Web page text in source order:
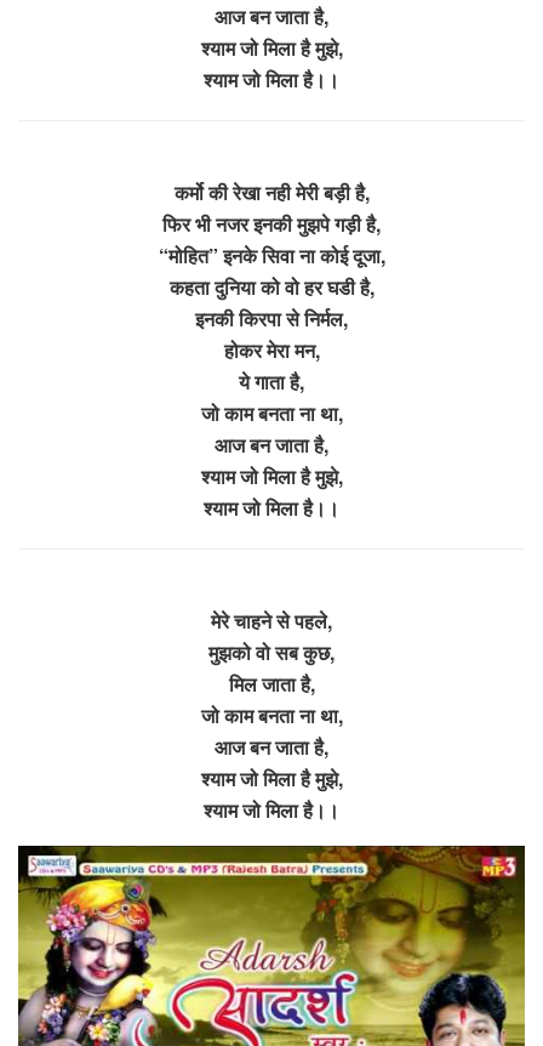
आज बन जाता है,
श्याम जो मिला है मुझे,
श्याम जो मिला है।।
कर्मो की रेखा नही मेरी बड़ी है,
फिर भी नजर इनकी मुझपे गड़ी है,
“मोहित” इनके सिवा ना कोई दूजा,
कहता दुनिया को वो हर घडी है,
इनकी किरपा से निर्मल,
होकर मेरा मन,
ये गाता है,
जो काम बनता ना था,
आज बन जाता है,
श्याम जो मिला है मुझे,
श्याम जो मिला है।।
मेरे चाहने से पहले,
मुझको वो सब कुछ,
मिल जाता है,
जो काम बनता ना था,
आज बन जाता है,
श्याम जो मिला है मुझे,
श्याम जो मिला है।।